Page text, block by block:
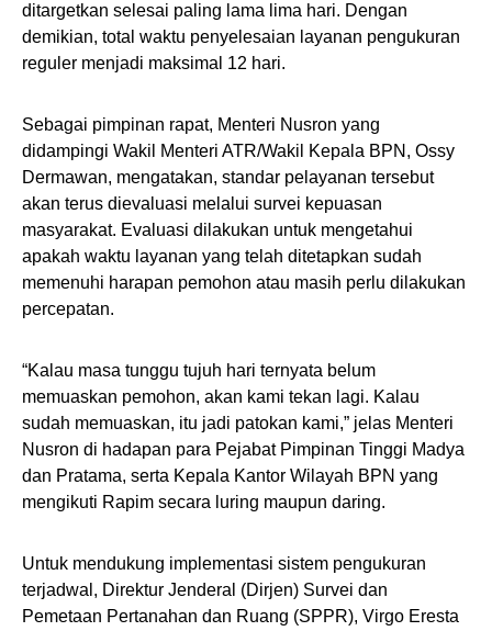
ditargetkan selesai paling lama lima hari. Dengan
demikian, total waktu penyelesaian layanan pengukuran
reguler menjadi maksimal 12 hari.
Sebagai pimpinan rapat, Menteri Nusron yang
didampingi Wakil Menteri ATR/Wakil Kepala BPN, Ossy
Dermawan, mengatakan, standar pelayanan tersebut
akan terus dievaluasi melalui survei kepuasan
masyarakat. Evaluasi dilakukan untuk mengetahui
apakah waktu layanan yang telah ditetapkan sudah
memenuhi harapan pemohon atau masih perlu dilakukan
percepatan.
“Kalau masa tunggu tujuh hari ternyata belum
memuaskan pemohon, akan kami tekan lagi. Kalau
sudah memuaskan, itu jadi patokan kami,” jelas Menteri
Nusron di hadapan para Pejabat Pimpinan Tinggi Madya
dan Pratama, serta Kepala Kantor Wilayah BPN yang
mengikuti Rapim secara luring maupun daring.
Untuk mendukung implementasi sistem pengukuran
terjadwal, Direktur Jenderal (Dirjen) Survei dan
Pemetaan Pertanahan dan Ruang (SPPR), Virgo Eresta